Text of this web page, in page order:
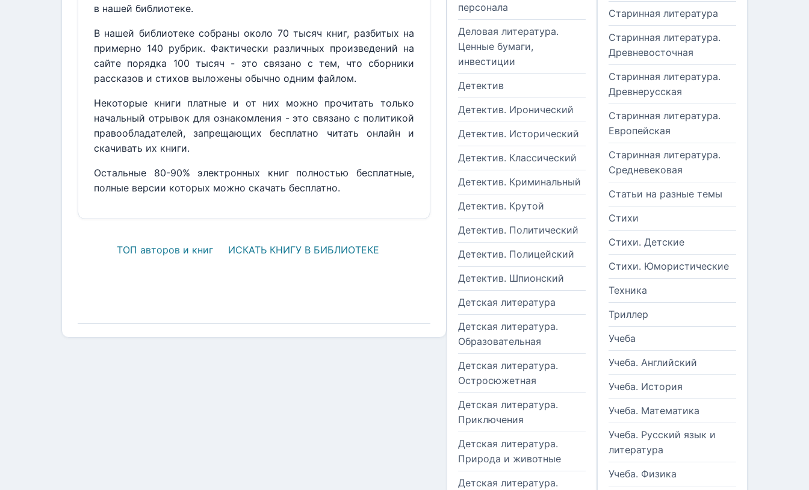
в нашей библиотеке.
В нашей библиотеке собраны около 70 тысяч книг, разбитых на
примерно 140 рубрик. Фактически различных произведений на
сайте порядка 100 тысяч - это связано с тем, что сборники
рассказов и стихов выложены обычно одним файлом.
Некоторые книги платные и от них можно прочитать только
начальный отрывок для ознакомления - это связано с политикой
правообладателей, запрещающих бесплатно читать онлайн и
скачивать их книги.
Остальные 80-90% электронных книг полностью бесплатные,
полные версии которых можно скачать бесплатно.
ТОП авторов и книг ИСКАТЬ КНИГУ В БИБЛИОТЕКЕ
персонала
Деловая литература.
Ценные бумаги,
инвестиции
Детектив
Детектив. Иронический
Детектив. Исторический
Детектив. Классический
Детектив. Криминальный
Детектив. Крутой
Детектив. Политический
Детектив. Полицейский
Детектив. Шпионский
Детская литература
Детская литература.
Образовательная
Детская литература.
Остросюжетная
Детская литература.
Приключения
Детская литература.
Природа и животные
Детская литература.
Старинная литература
Старинная литература.
Древневосточная
Старинная литература.
Древнерусская
Старинная литература.
Европейская
Старинная литература.
Средневековая
Статьи на разные темы
Стихи
Стихи. Детские
Стихи. Юмористические
Техника
Триллер
Учеба
Учеба. Английский
Учеба. История
Учеба. Математика
Учеба. Русский язык и
литература
Учеба. Физика